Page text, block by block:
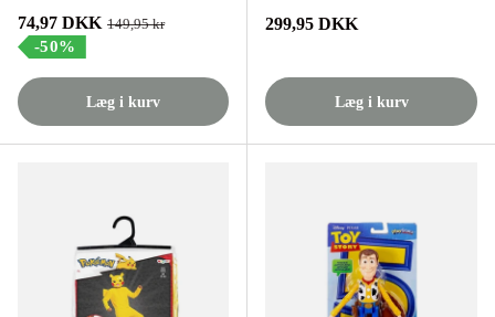
Tilbudspris
74,97 DKK Normalpris
149,95 kr
-50%
Læg i kurv
Normalpris
299,95 DKK
Læg i kurv